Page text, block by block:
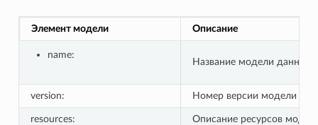
Элемент модели Описание
name:
Название модели данных
version: Номер версии модели
resources: Описание ресурсов